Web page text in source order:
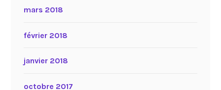
mars 2018
février 2018
janvier 2018
octobre 2017